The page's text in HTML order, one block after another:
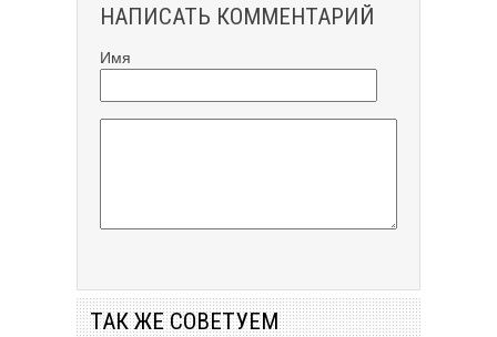
НАПИСАТЬ КОММЕНТАРИЙ
Имя
ТАК ЖЕ СОВЕТУЕМ